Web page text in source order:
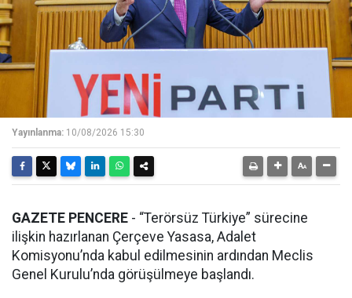
Yayınlanma: 10/08/2026 15:30
GAZETE PENCERE - “Terörsüz Türkiye” sürecine
ilişkin hazırlanan Çerçeve Yasasa, Adalet
Komisyonu’nda kabul edilmesinin ardından Meclis
Genel Kurulu’nda görüşülmeye başlandı.